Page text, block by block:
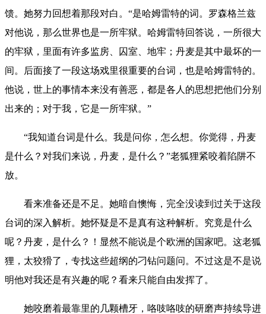
馈。她努力回想着那段对白。“是哈姆雷特的词。罗森格兰兹
对他说，那么世界也是一所牢狱。哈姆雷特回答说，一所很大
的牢狱，里面有许多监房、囚室、地牢；丹麦是其中最坏的一
间。后面接了一段这场戏里很重要的台词，也是哈姆雷特的。
他说，世上的事情本来没有善恶，都是各人的思想把他们分别
出来的；对于我，它是一所牢狱。”
“我知道台词是什么。我是问你，怎么想。你觉得，丹麦
是什么？对我们来说，丹麦，是什么？”老狐狸紧咬着陷阱不
放。
看来准备还是不足。她暗自懊悔，完全没读到过关于这段
台词的深入解析。她怀疑是不是真有这种解析。究竟是什么
呢？丹麦，是什么？！显然不能说是个欧洲的国家吧。这老狐
狸，太狡猾了，专找这些超纲的刁钻问题问。不过这是不是说
明他对我还是有兴趣的呢？看来只能自由发挥了。
她咬磨着最靠里的几颗槽牙，咯吱咯吱的研磨声持续导进